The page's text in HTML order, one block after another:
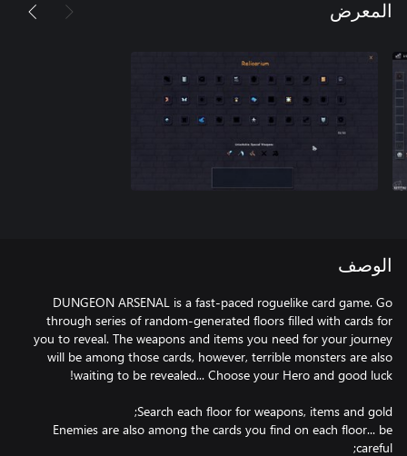
المعرض
الوصف
DUNGEON ARSENAL is a fast-paced roguelike card game. Go
through series of random-generated floors filled with cards for
you to reveal. The weapons and items you need for your journey
will be among those cards, however, terrible monsters are also
Enemies are also among the cards you find on each floor... be